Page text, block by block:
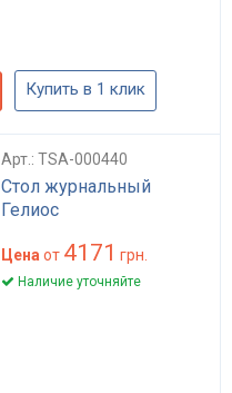
Купить в 1 клик
Арт.: TSA-000440
Стол журнальный
Гелиос
Цена от 4171 грн.
Наличие уточняйте